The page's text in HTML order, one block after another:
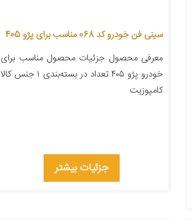
سینی فن خودرو کد 068 مناسب برای پژو 405
معرفی محصول جزئیات محصول مناسب برای
خودرو پژو ۴۰۵ تعداد در بسته‌بندی ۱ جنس کالا
کامپوزیت
جزئیات بیشتر